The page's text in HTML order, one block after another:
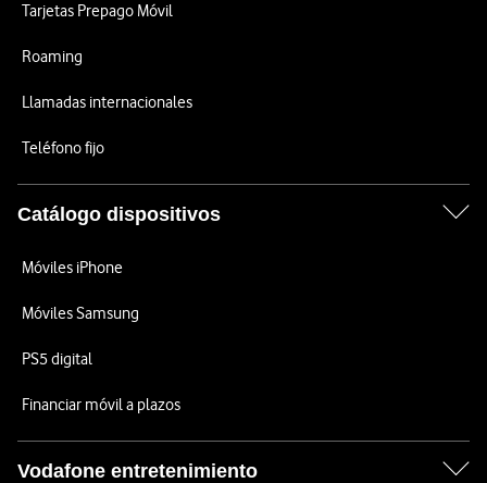
Tarjetas Prepago Móvil
Roaming
Llamadas internacionales
Teléfono fijo
Catálogo dispositivos
Móviles iPhone
Móviles Samsung
PS5 digital
Financiar móvil a plazos
Vodafone entretenimiento